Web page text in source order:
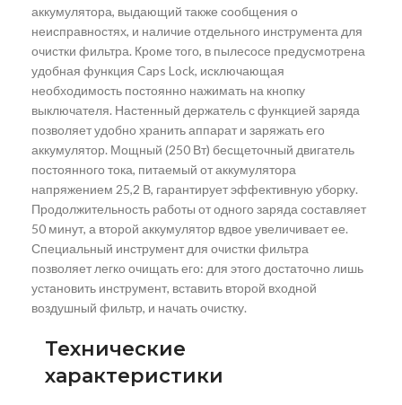
аккумулятора, выдающий также сообщения о
неисправностях, и наличие отдельного инструмента для
очистки фильтра. Кроме того, в пылесосе предусмотрена
удобная функция Caps Lock, исключающая
необходимость постоянно нажимать на кнопку
выключателя. Настенный держатель с функцией заряда
позволяет удобно хранить аппарат и заряжать его
аккумулятор. Мощный (250 Вт) бесщеточный двигатель
постоянного тока, питаемый от аккумулятора
напряжением 25,2 В, гарантирует эффективную уборку.
Продолжительность работы от одного заряда составляет
50 минут, а второй аккумулятор вдвое увеличивает ее.
Специальный инструмент для очистки фильтра
позволяет легко очищать его: для этого достаточно лишь
установить инструмент, вставить второй входной
воздушный фильтр, и начать очистку.
Технические
характеристики